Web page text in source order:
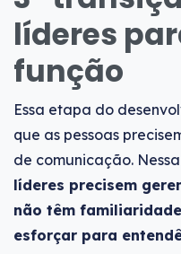
líderes
função
Essa etapa do
que as pessoas
de comunicação.
líderes precisem
não têm
esforçar para